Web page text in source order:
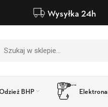
Wysyłka 24h
BHP